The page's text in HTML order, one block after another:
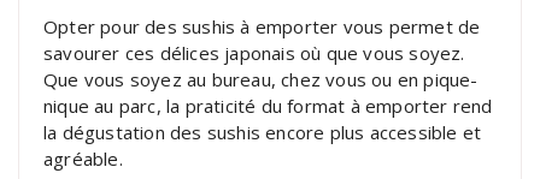
Opter pour des sushis à emporter vous permet de
savourer ces délices japonais où que vous soyez.
Que vous soyez au bureau, chez vous ou en pique-
nique au parc, la praticité du format à emporter rend
la dégustation des sushis encore plus accessible et
agréable.